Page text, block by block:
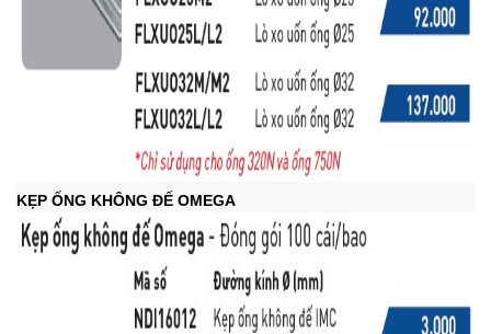
KẸP ỐNG KHÔNG ĐẾ OMEGA